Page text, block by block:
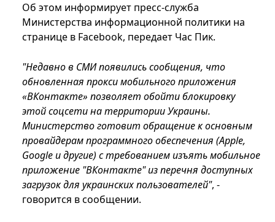
Об этом информирует пресс-служба
Министерства информационной политики на
странице в Facebook, передает Час Пик.
"Недавно в СМИ появились сообщения, что
обновленная прокси мобильного приложения
«ВКонтакте» позволяет обойти блокировку
этой соцсети на территории Украины.
Министерство готовит обращение к основным
провайдерам программного обеспечения (Apple,
Google и другие) с требованием изъять мобильное
приложение "ВКонтакте" из перечня доступных
загрузок для украинских пользователей", -
говорится в сообщении.